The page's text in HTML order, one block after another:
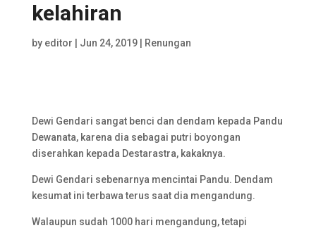
kelahiran
by editor Jun 24, 2019| Renungan
Dewi Gendari sangat benci dan dendam kepada Pandu
Dewanata, karena dia sebagai putri boyongan
diserahkan kepada Destarastra, kakaknya.
Dewi Gendari sebenarnya mencintai Pandu. Dendam
kesumat ini terbawa terus saat dia mengandung.
Walaupun sudah 1000 hari mengandung, tetapi